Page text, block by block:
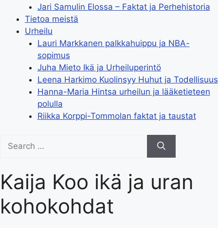
Jari Samulin Elossa – Faktat ja Perhehistoria
Tietoa meistä
Urheilu
Lauri Markkanen palkkahuippu ja NBA-
sopimus
Juha Mieto Ikä ja Urheiluperintö
Leena Harkimo Kuolinsyy Huhut ja Todellisuus
Hanna-Maria Hintsa urheilun ja lääketieteen
polulla
Riikka Korppi-Tommolan faktat ja taustat
for:
Kaija Koo ikä ja uran
kohokohdat